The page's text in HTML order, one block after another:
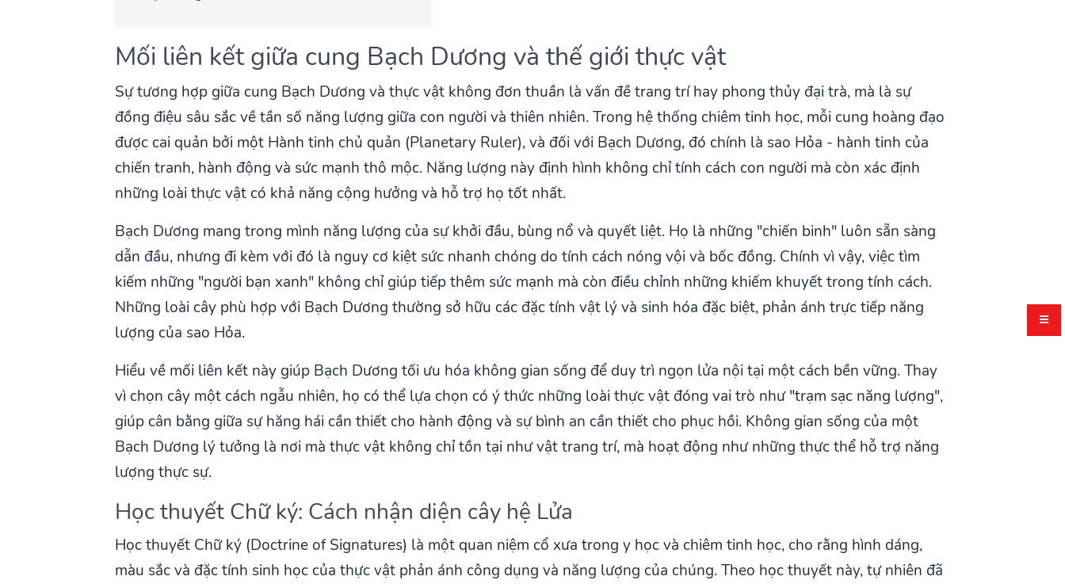
Mối liên kết giữa cung Bạch Dương và thế giới thực vật
Sự tương hợp giữa cung Bạch Dương và thực vật không đơn thuần là vấn đề trang trí hay phong thủy đại trà, mà là sự
đồng điệu sâu sắc về tần số năng lượng giữa con người và thiên nhiên. Trong hệ thống chiêm tinh học, mỗi cung hoàng đạo
được cai quản bởi một Hành tinh chủ quản (Planetary Ruler), và đối với Bạch Dương, đó chính là sao Hỏa - hành tinh của
chiến tranh, hành động và sức mạnh thô mộc. Năng lượng này định hình không chỉ tính cách con người mà còn xác định
những loài thực vật có khả năng cộng hưởng và hỗ trợ họ tốt nhất.
Bạch Dương mang trong mình năng lượng của sự khởi đầu, bùng nổ và quyết liệt. Họ là những "chiến binh" luôn sẵn sàng
dẫn đầu, nhưng đi kèm với đó là nguy cơ kiệt sức nhanh chóng do tính cách nóng vội và bốc đồng. Chính vì vậy, việc tìm
kiếm những "người bạn xanh" không chỉ giúp tiếp thêm sức mạnh mà còn điều chỉnh những khiếm khuyết trong tính cách.
Những loài cây phù hợp với Bạch Dương thường sở hữu các đặc tính vật lý và sinh hóa đặc biệt, phản ánh trực tiếp năng
lượng của sao Hỏa.
Hiểu về mối liên kết này giúp Bạch Dương tối ưu hóa không gian sống để duy trì ngọn lửa nội tại một cách bền vững. Thay
vì chọn cây một cách ngẫu nhiên, họ có thể lựa chọn có ý thức những loài thực vật đóng vai trò như "trạm sạc năng lượng",
giúp cân bằng giữa sự hăng hái cần thiết cho hành động và sự bình an cần thiết cho phục hồi. Không gian sống của một
Bạch Dương lý tưởng là nơi mà thực vật không chỉ tồn tại như vật trang trí, mà hoạt động như những thực thể hỗ trợ năng
lượng thực sự.
Học thuyết Chữ ký: Cách nhận diện cây hệ Lửa
Học thuyết Chữ ký (Doctrine of Signatures) là một quan niệm cổ xưa trong y học và chiêm tinh học, cho rằng hình dáng,
màu sắc và đặc tính sinh học của thực vật phản ánh công dụng và năng lượng của chúng. Theo học thuyết này, tự nhiên đã